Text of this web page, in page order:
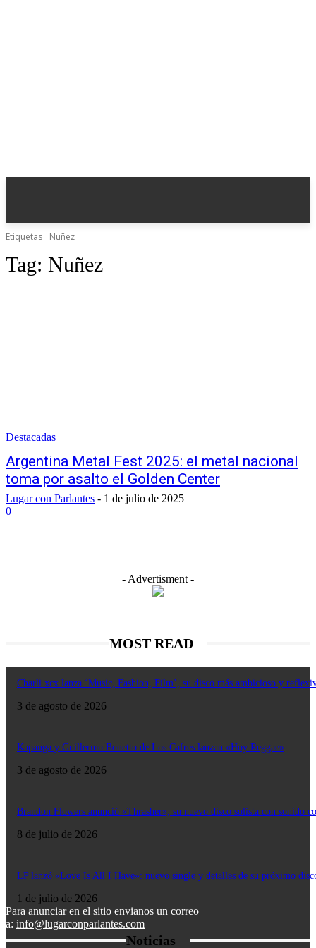
Etiquetas Nuñez
Tag: Nuñez
Destacadas
Argentina Metal Fest 2025: el metal nacional
toma por asalto el Golden Center
Lugar con Parlantes - 1 de julio de 2025
0
- Advertisment -
MOST READ
Charli xcx lanza ‘Music, Fashion, Film’, su disco más ambicioso y
3 de agosto de 2026
Kapanga y Guillermo Bonetto de Los Cafres lanzan «Hoy Reggae»
3 de agosto de 2026
Brandon Flowers anunció «Thrasher», su nuevo disco solista con sonido
8 de julio de 2026
LP lanzó «Love Is All I Have»: nuevo single y detalles de su próximo
1 de julio de 2026
Para anunciar en el sitio envianos un correo
a: info@lugarconparlantes.com
Noticias